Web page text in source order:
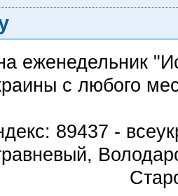
еженедельник
с любого
89437 -